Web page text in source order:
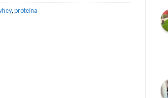
,proteina